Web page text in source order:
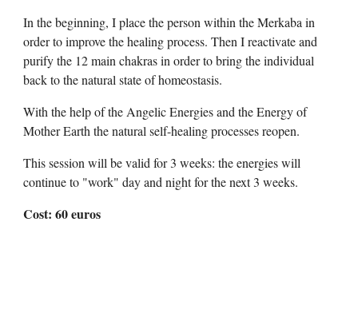
In the beginning, I place the person within the Merkaba in
order to improve the healing process. Then I reactivate and
purify the 12 main chakras in order to bring the individual
back to the natural state of homeostasis.
With the help of the Angelic Energies and the Energy of
Mother Earth the natural self-healing processes reopen.
This session will be valid for 3 weeks: the energies will
continue to "work" day and night for the next 3 weeks.
Cost: 60 euros